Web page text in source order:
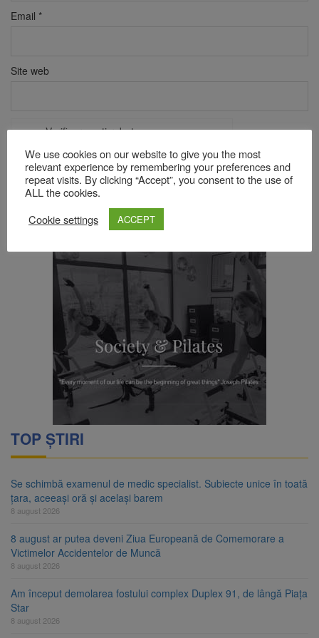
Email *
Site web
Verificare anti-robot
Friendly Captcha ⇗
Acest site folosește Akismet pentru a reduce spamul.
sunt procesate datele comentariilor tale
TOP ȘTIRI
Se schimbă examenul de medic specialist. Subiecte unice în toată
țara, aceeași oră și același barem
8 august 2026
8 august ar putea deveni Ziua Europeană de Comemorare a
Victimelor Accidentelor de Muncă
8 august 2026
Am început demolarea fostului complex Duplex 91, de lângă Piața
Star
8 august 2026
We use cookies on our website to give you the most
relevant experience by remembering your preferences and
repeat visits. By clicking “Accept”, you consent to the use of
ALL the cookies.
Cookie settings
ACCEPT